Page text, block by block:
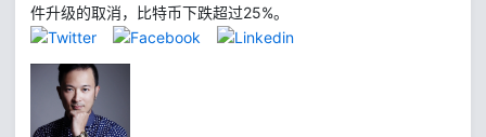
件升级的取消，比特币下跌超过25%。